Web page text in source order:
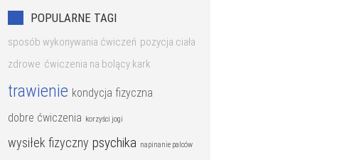
Trening personalny
POPULARNE TAGI
sposób wykonywania ćwiczeń pozycja ciała
zdrowe ćwiczenia na bolący kark
trawienie kondycja fizyczna
dobre ćwiczenia korzyści jogi
wysiłek fizyczny psychika napinanie palców